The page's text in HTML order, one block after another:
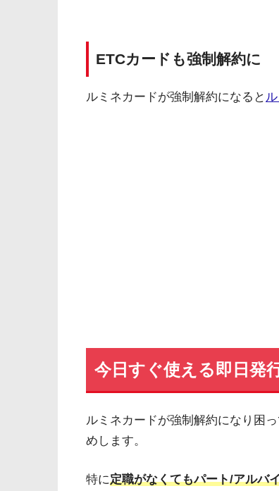
ETCカードも強制解約に
ルミネカードが強制解約になると
今日すぐ使える即日発
ルミネカードが強制解約になり困っ
めします。
特に定職がなくてもパート/アルバ